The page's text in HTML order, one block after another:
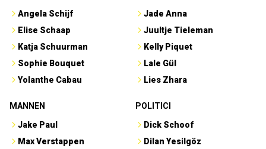
Angela Schijf
Elise Schaap
Katja Schuurman
Sophie Bouquet
Yolanthe Cabau
Jade Anna
Juultje Tieleman
Kelly Piquet
Lale Gül
Lies Zhara
MANNEN
Jake Paul
Max Verstappen
POLITICI
Dick Schoof
Dilan Yesilgöz